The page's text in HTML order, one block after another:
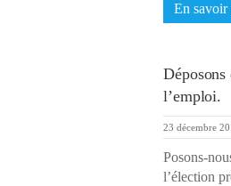
En savoir
l’emploi.
23 décembre
Posons-
l’élection